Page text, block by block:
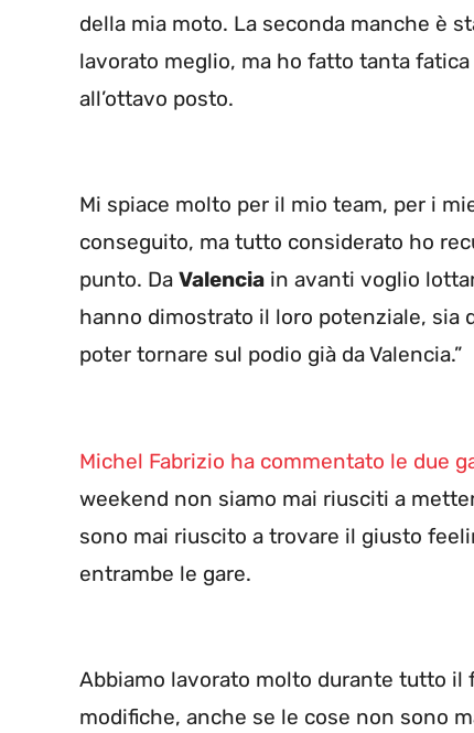
della mia moto. La seconda manche è
lavorato meglio, ma ho fatto tanta fatica
all’ottavo posto.
Mi spiace molto per il mio team, per i
conseguito, ma tutto considerato ho
punto. Da Valencia in avanti voglio
hanno dimostrato il loro potenziale, sia
poter tornare sul podio già da Valencia.”
Michel Fabrizio ha commentato le due
weekend non siamo mai riusciti a
sono mai riuscito a trovare il giusto
entrambe le gare.
Abbiamo lavorato molto durante tutto il
modifiche, anche se le cose non sono